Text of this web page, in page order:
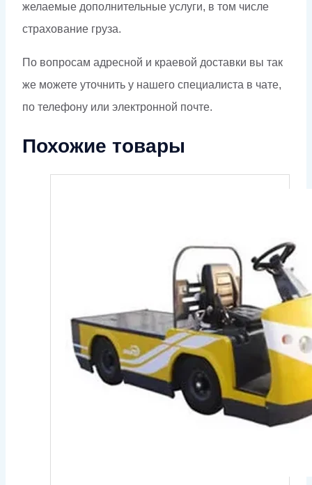
желаемые дополнительные услуги, в том числе
страхование груза.
По вопросам адресной и краевой доставки вы так
же можете уточнить у нашего специалиста в чате,
по телефону или электронной почте.
Похожие товары